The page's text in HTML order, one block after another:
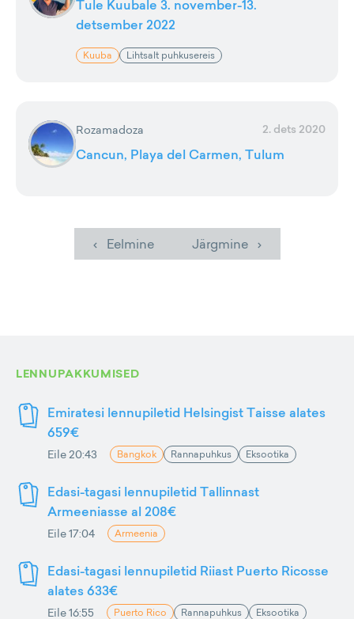
Tule Kuubale 3. november-13.
detsember 2022
Kuuba Lihtsalt puhkusereis
Rozamadoza 2. dets 2020
Cancun, Playa del Carmen, Tulum
‹ Eelmine Järgmine ›
LENNUPAKKUMISED
Emiratesi lennupiletid Helsingist Taisse alates
659€
Eile 20:43 Bangkok Rannapuhkus Eksootika
Edasi-tagasi lennupiletid Tallinnast
Armeeniasse al 208€
Eile 17:04 Armeenia
Edasi-tagasi lennupiletid Riiast Puerto Ricosse
alates 633€
Eile 16:55 Puerto Rico Rannapuhkus Eksootika